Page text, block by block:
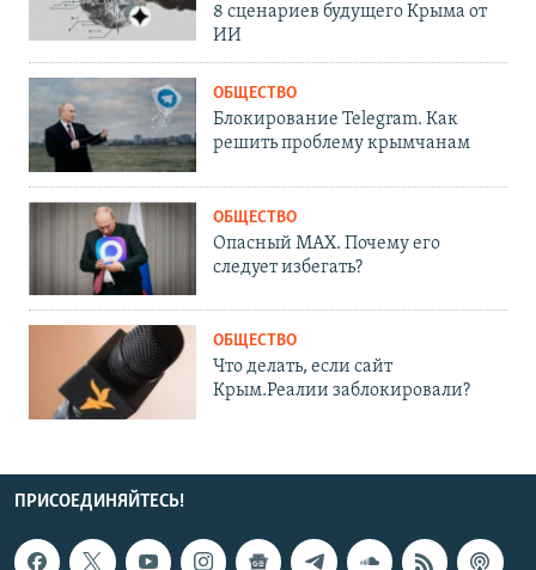
8 сценариев будущего Крыма от
ИИ
ОБЩЕСТВО
Блокирование Telegram. Как
решить проблему крымчанам
ОБЩЕСТВО
Опасный MAX. Почему его
следует избегать?
ОБЩЕСТВО
Что делать, если сайт
Крым.Реалии заблокировали?
ПРИСОЕДИНЯЙТЕСЬ!